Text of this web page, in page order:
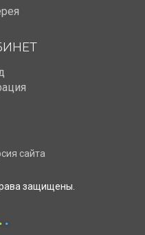
сайта
защищены.